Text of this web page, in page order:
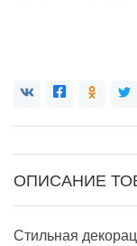
ОПИСАНИЕ
Стильная